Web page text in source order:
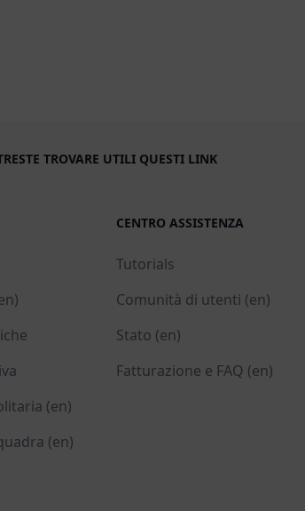
TROVARE UTILI QUESTI LINK
(en)
(en)
CENTRO ASSISTENZA
Tutorials
Comunità di utenti (en)
Stato (en)
Fatturazione e FAQ (en)